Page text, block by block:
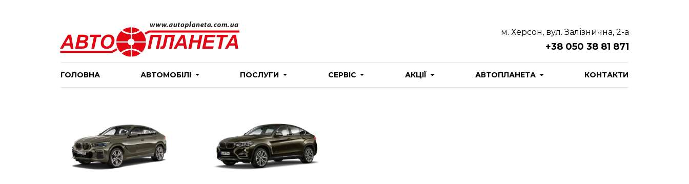
м. Херсон, вул. Залізнична, 2-а
+38 050 38 81 871
ГОЛОВНА АВТОМОБІЛІ ПОСЛУГИ СЕРВІС АКЦІЇ АВТОПЛАНЕТА КОНТАКТИ